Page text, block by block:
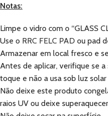
Notas:
Limpe o vidro com o “GLASS
Use o RRC FELC PAD ou pad
Armazenar em local fresco e
Antes de aplicar, verifique se
toque e não a usa sob luz
Não deixe este produto
raios UV ou deixe